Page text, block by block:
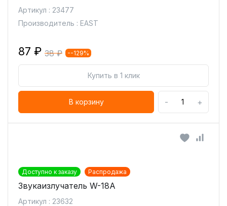
Артикул : 23477
Производитель : EAST
87 ₽ 38 ₽ --129%
Купить в 1 клик
В корзину - +
Доступно к заказу Распродажа
Звукаизлучатель W-18A
Артикул : 23632